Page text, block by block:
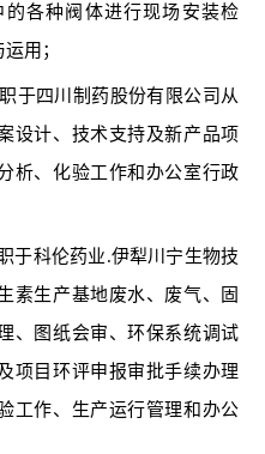
各种阀体进行现场安装检
用；
于四川制药股份有限公司从
设计、技术支持及新产品项
析、化验工作和办公室行政
于科伦药业.伊犁川宁生物技
素生产基地废水、废气、固
、图纸会审、环保系统调试
项目环评申报审批手续办理
工作、生产运行管理和办公